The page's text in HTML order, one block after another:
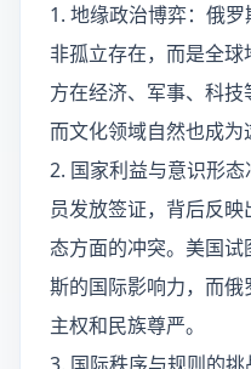
1. 地缘政治博弈：俄
非孤立存在，而是全
方在经济、军事、科技
而文化领域自然也成为
2. 国家利益与意识形
员发放签证，背后反
态方面的冲突。美国
斯的国际影响力，而
主权和民族尊严。